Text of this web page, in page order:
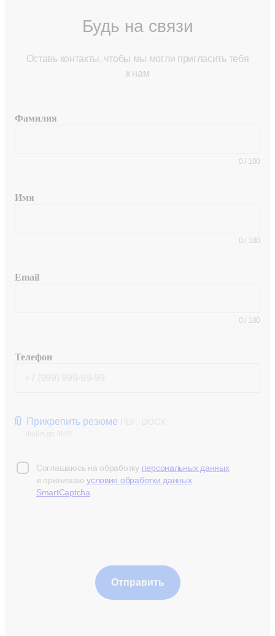
Будь на связи
Оставь контакты, чтобы мы могли пригласить тебя
к нам
Фамилия
0 / 100
Имя
0 / 100
Email
0 / 100
Телефон
Прикрепить резюме
Соглашаюсь на обработку персональных данных
и принимаю условия обработки данных
SmartCaptcha
Отправить